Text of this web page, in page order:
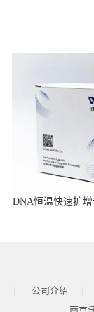
DNA恒温快速扩
| 公司介绍 |